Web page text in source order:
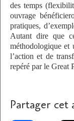
des temps
ouvrage
pratiques,
Autant dire que
méthodologique et
l’action et de
repéré par le Great
Partager cet